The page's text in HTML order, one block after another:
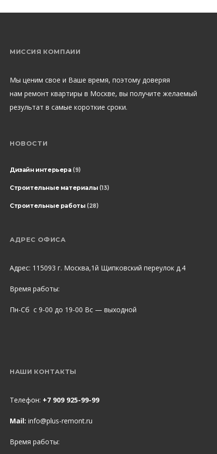
МИССИЯ КОМПАИИ
Мы ценим свое и Ваше время, поэтому доверяя
нам ремонт квартиры в Москве, вы получите желаемый
результат в самые короткие сроки.
НОВОСТИ
Дизайн интерьера (9)
Строительные материалы (13)
Строительные работы (28)
АДРЕС ОФИСА
Адрес: 115093 г. Москва,1й Щипковский переулок д.4
Время работы:
Пн-Сб с 9-00 до 19-00 Вс — выходной
НАШИ КОНТАКТЫ
Телефон: +7 909 925-99-99
Mail: info@plus-remont.ru
Время работы: